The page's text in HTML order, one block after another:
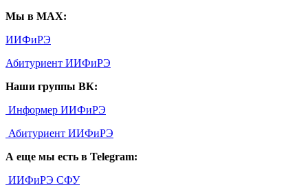
Мы в MAX:
ИИФиРЭ
Абитуриент ИИФиРЭ
Наши группы ВК:
Информер ИИФиРЭ
Абитуриент ИИФиРЭ
А еще мы есть в Telegram:
ИИФиРЭ СФУ